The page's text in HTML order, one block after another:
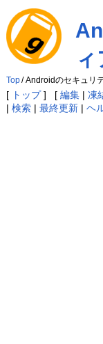
Top/ Androidのセキュリ
[ トップ] [ 編集| 凍
| 検索| 最終更新| ヘ